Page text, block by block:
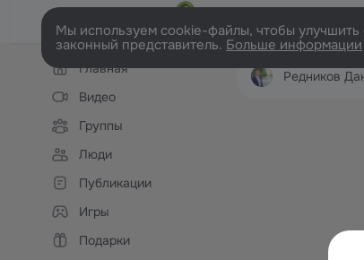
Мы используем cookie-файлы, чтобы улучшить
законный представитель. Больше информации
Левая
колонкаГлавная
Видео
Группы
Люди
Публикации
Игры
Подарки
Редников